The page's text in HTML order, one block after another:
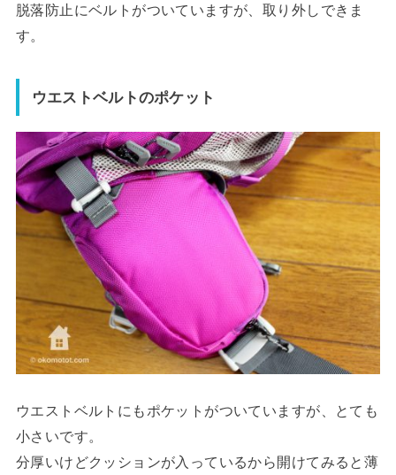
脱落防止にベルトがついていますが、取り外しできま
す。
ウエストベルトのポケット
ウエストベルトにもポケットがついていますが、とても
小さいです。
分厚いけどクッションが入っているから開けてみると薄